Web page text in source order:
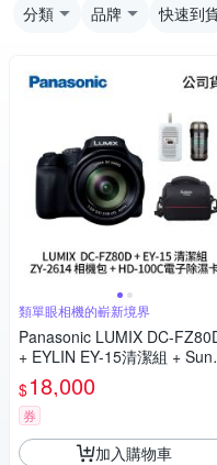
分類 品牌 快速到
類單眼相機的嶄新境界
Panasonic LUMIX DC-
+ EYLIN EY-15清潔組 +
ght ZY-2614相機包 + EirMai
瑪 HD-100C電子除濕卡 FZ80
D (公司貨)
$18,000
券
加入購物車